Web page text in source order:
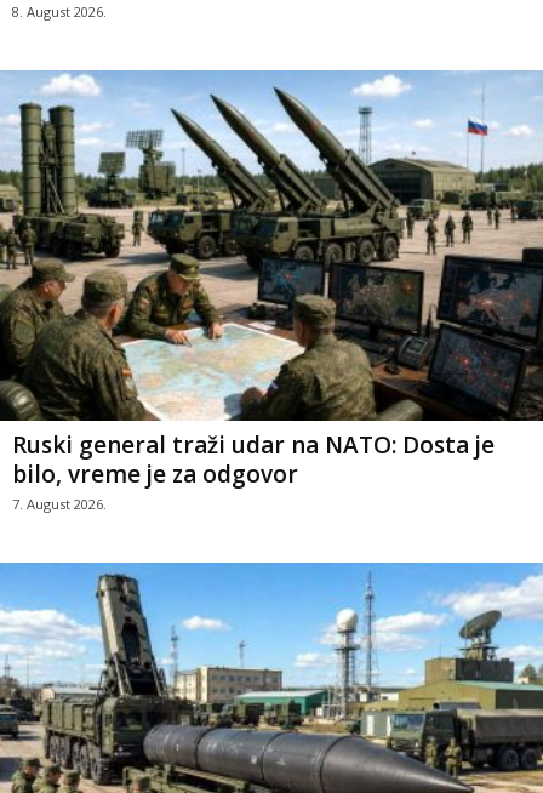
8. August 2026.
Ruski general traži udar na NATO: Dosta je
bilo, vreme je za odgovor
7. August 2026.